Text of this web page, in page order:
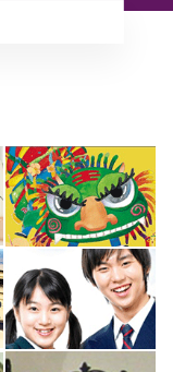
躍使用！